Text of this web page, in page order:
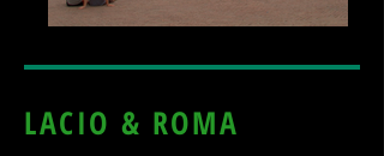
LACIO & ROMA